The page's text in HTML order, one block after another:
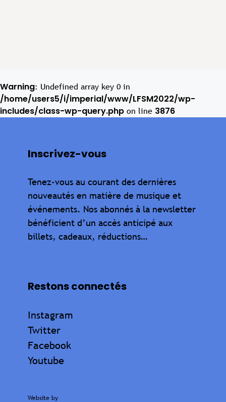
Warning: Undefined array key 0 in
/home/users5/i/imperial/www/LFSM2022/wp-
includes/class-wp-query.php on line 3876
Inscrivez-vous
Tenez-vous au courant des dernières
nouveautés en matière de musique et
événements. Nos abonnés à la newsletter
bénéficient d’un accès anticipé aux
billets, cadeaux, réductions…
Restons connectés
Instagram
Twitter
Facebook
Youtube
Website by